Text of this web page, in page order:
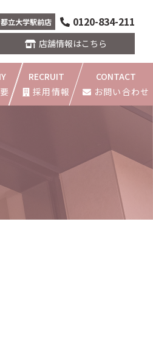
都立大学駅前店 0120-834-211
店舗情報はこちら
RECRUIT
採用情報
CONTACT
お問い合わせ